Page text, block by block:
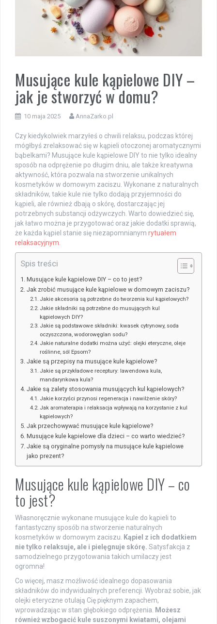
Musujące kule kąpielowe DIY –
jak je stworzyć w domu?
10 maja 2025 AnnaZarko.pl
Czy kiedykolwiek marzyłeś o chwili relaksu, podczas której
mógłbyś zrelaksować się w kąpieli otoczonej aromatycznymi
bąbelkami? Musujące kule kąpielowe DIY to nie tylko idealny
sposób na odprężenie po długim dniu, ale także kreatywna
aktywność, która pozwala na stworzenie unikalnych
kosmetyków w domowym zaciszu. Wykonane z naturalnych
składników, takie kule nie tylko dodają przyjemności do
kąpieli, ale również dbają o skórę, dostarczając jej
potrzebnych substancji odżywczych. Warto dowiedzieć się,
jak łatwo można je przygotować oraz jakie dodatki sprawią,
że każda kąpiel stanie się niezapomnianym rytuałem
relaksacyjnym
Spis treści
Musujące kule kąpielowe DIY – co to jest?
Jak zrobić musujące kule kąpielowe w domowym zaciszu?
Jakie akcesoria są potrzebne do tworzenia kul kąpielowych?
Jakie składniki są potrzebne do musujących kul
kąpielowych DIY?
Jakie są podstawowe składniki: kwasek cytrynowy, soda
oczyszczona, wodorowęglan sodu?
Jakie naturalne dodatki można użyć: olejki eteryczne, oleje
roślinne, sól Epsom?
Jakie są przepisy na musujące kule kąpielowe?
Jakie są przykładowe receptury: lawendowa kula,
mandarynkowa kula?
Jakie są zalety stosowania musujących kul kąpielowych?
Jakie korzyści przynosi regeneracja i nawilżenie skóry?
Jak aromaterapia i relaksacja wpływają na korzystanie z kul
kąpielowych?
Jak przechowywać musujące kule kąpielowe?
Musujące kule kąpielowe dla dzieci – co warto wiedzieć?
Jakie są oryginalne pomysły na musujące kule kąpielowe
jako prezent?
Musujące kule kąpielowe DIY – co
to jest?
Własnoręcznie wykonane musujące kule do kąpieli to
fantastyczny sposób na stworzenie naturalnych
kosmetyków w domowym zaciszu. Kąpiel z ich dodatkiem
nie tylko relaksuje, ale i pielęgnuje skórę. Satysfakcja z
samodzielnego przygotowania takich umilaczy jest
ogromna!
Co więcej, masz możliwość idealnego dopasowania
składników do indywidualnych preferencji. Wyobraź sobie, jak
olejki eteryczne otulają Cię pięknym zapachem,
wprowadzając w stan głębokiego odprężenia. Możesz
również wzbogacić kule suszonymi kwiatami, olejami